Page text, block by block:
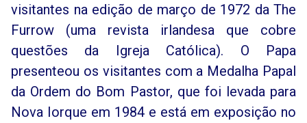
visitantes na edição de março de 1972 da The
Furrow (uma revista irlandesa que cobre
questões da Igreja Católica). O Papa
presenteou os visitantes com a Medalha Papal
da Ordem do Bom Pastor, que foi levada para
Nova Iorque em 1984 e está em exposição no